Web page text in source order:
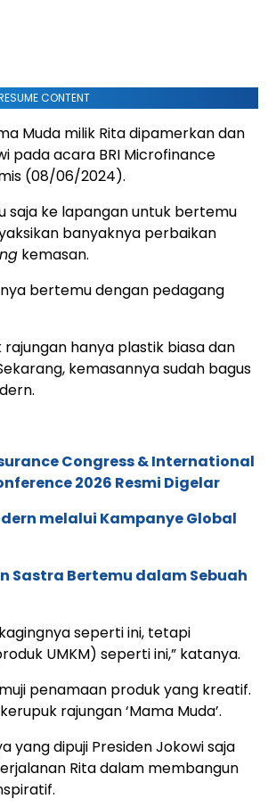
CONTENT
Muda milik Rita dipamerkan dan
pada acara BRI Microfinance
(08/06/2024).
saja ke lapangan untuk bertemu
banyaknya perbaikan
kemasan.
bertemu dengan pedagang
hanya plastik biasa dan
kemasannya sudah bagus
Congress & International
2026 Resmi Digelar
melalui Kampanye Global
Sastra Bertemu dalam Sebuah
seperti ini, tetapi
UMKM) seperti ini,” katanya.
penamaan produk yang kreatif.
rajungan ‘Mama Muda’.
yang dipuji Presiden Jokowi saja
Rita dalam membangun